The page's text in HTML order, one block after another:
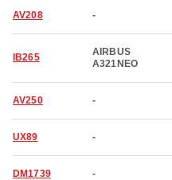
AV208 -
IB265
AIRBUS
A321NEO
AV250 -
UX89 -
DM1739 -